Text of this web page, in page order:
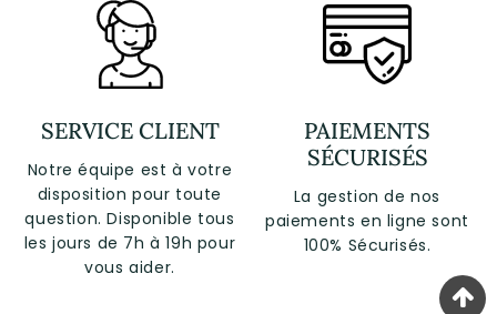
SERVICE CLIENT
Notre équipe est à votre
disposition pour toute
question. Disponible tous
les jours de 7h à 19h pour
vous aider.
PAIEMENTS
SÉCURISÉS
La gestion de nos
paiements en ligne sont
100% Sécurisés.